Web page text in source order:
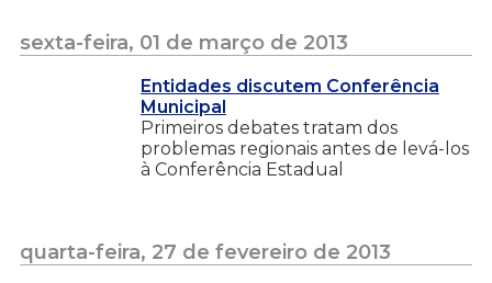
sexta-feira, 01 de março de 2013
Entidades discutem Conferência
Municipal
Primeiros debates tratam dos
problemas regionais antes de levá-los
à Conferência Estadual
quarta-feira, 27 de fevereiro de 2013